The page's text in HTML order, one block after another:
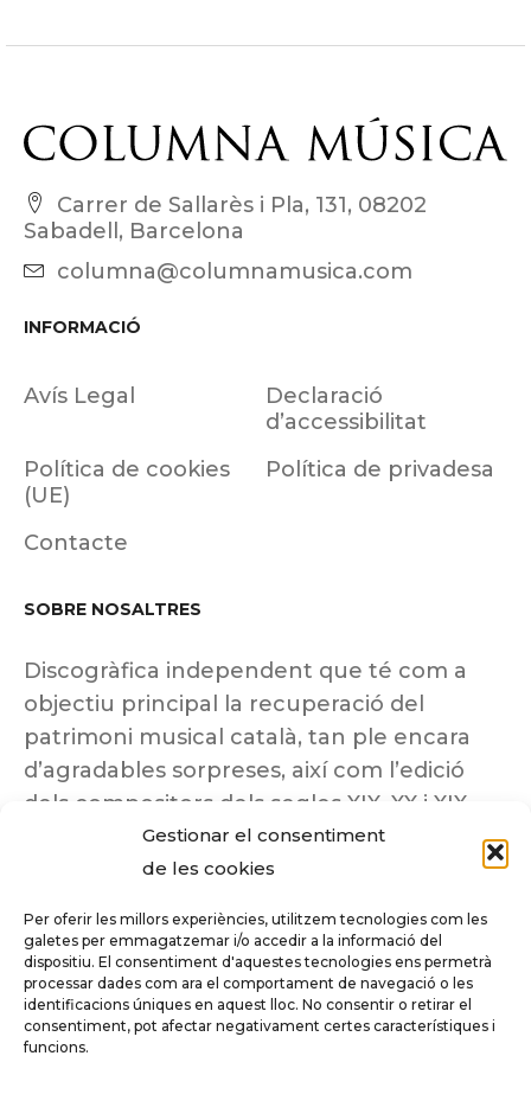
Gestionar el consentiment
de les cookies
Per oferir les millors experiències, utilitzem tecnologies com les
galetes per emmagatzemar i/o accedir a la informació del
dispositiu. El consentiment d'aquestes tecnologies ens permetrà
processar dades com ara el comportament de navegació o les
identificacions úniques en aquest lloc. No consentir o retirar el
consentiment, pot afectar negativament certes característiques i
funcions.
Carrer de Sallarès i Pla, 131, 08202
Sabadell, Barcelona
columna@columnamusica.com
INFORMACIÓ
Avís Legal
Declaració
d’accessibilitat
Política de cookies
(UE)
Política de privadesa
Contacte
SOBRE NOSALTRES
Discogràfica independent que té com a
objectiu principal la recuperació del
patrimoni musical català, tan ple encara
d’agradables sorpreses, així com l’edició
dels compositors dels segles XIX, XX i XIX
insuficientment coneguts.
Tots els drets reservats a ©Columna
Música.